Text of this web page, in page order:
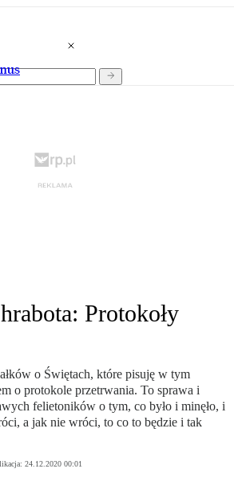
Protokoły
o Świętach, które pisuję w tym
o protokole przetrwania. To sprawa i
felietoników o tym, co było i minęło, i
a jak nie wróci, to co to będzie i tak
24.12.2020 00:01